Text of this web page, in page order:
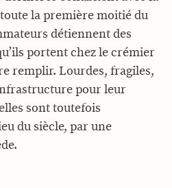
la première moitié du
détiennent des
portent chez le crémier
remplir. Lourdes, fragiles,
pour leur
sont toutefois
du siècle, par une